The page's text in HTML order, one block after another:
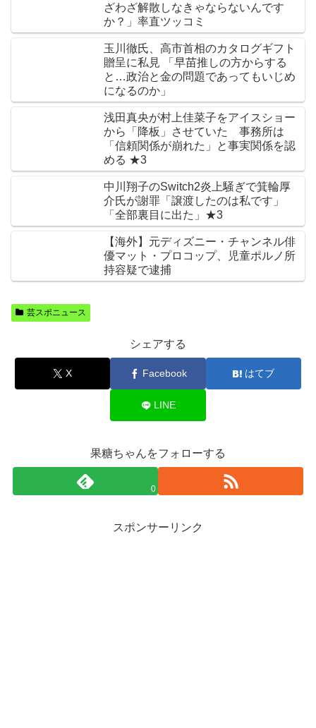
ざわざ解散しなきゃならないんです
か？」率直ツッコミ
玉川徹氏、高市首相のカタログギフト
贈呈に私見 「早苗推しの方からする
と…政治と金の問題であってもいじめ
になるのか」
浅田真央が村上佳菜子をアイスショー
から「降板」させていた 事務所は
「信頼関係が崩れた」と事実関係を認
める ★3
中川翔子のSwitch2炎上騒ぎで箕輪厚
介氏が謝罪「譲渡したのは私です」
「全部裏目に出た」★3
【海外】元ディズニー・チャンネル俳
優マット・プロコップ、児童ポルノ所
持容疑で逮捕
芸スポニュース
シェアする
X Facebook はてブ
LINE
果糖ちゃんをフォローする
0
スポンサーリンク